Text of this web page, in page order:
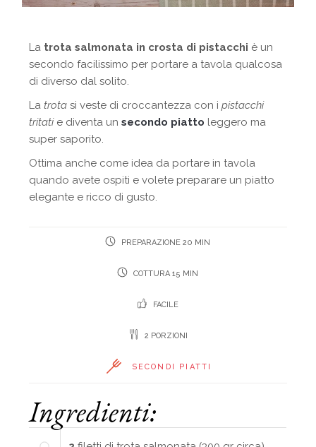
La trota salmonata in crosta di pistacchi è un
secondo facilissimo per portare a tavola qualcosa
di diverso dal solito.
Latrotasi veste di croccantezza con ipistacchi
tritati e diventa unsecondo piatto leggero ma
super saporito.
Ottima anche come idea da portare in tavola
quando avete ospiti e volete preparare un piatto
elegante e ricco di gusto.
PREPARAZIONE 20 MIN
COTTURA 15 MIN
FACILE
2 PORZIONI
SECONDI PIATTI
Ingredienti: